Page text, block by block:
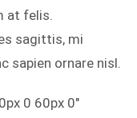
at felis.
sagittis, mi
sapien ornare nisl.
0 60px 0″